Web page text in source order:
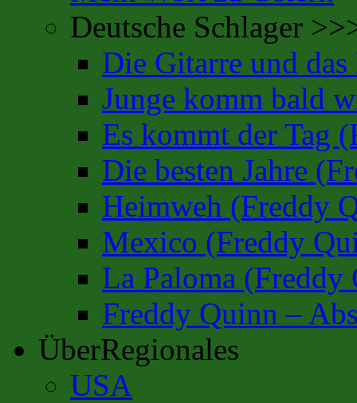
Deutsche Schlager
Die Gitarre und
Junge komm bald
Es kommt der Tag
Die besten Jahre
Heimweh (Freddy
Mexico (Freddy
La Paloma (Freddy
Freddy Quinn –
ÜberRegionales
USA